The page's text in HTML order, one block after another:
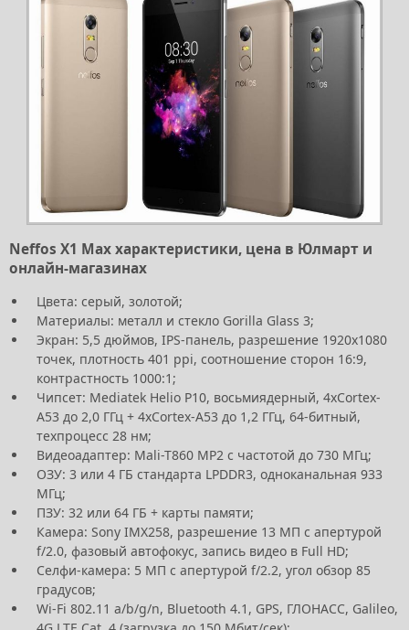
Neffos X1 Max характеристики, цена в Юлмарт и
онлайн-магазинах
Цвета: серый, золотой;
Материалы: металл и стекло Gorilla Glass 3;
Экран: 5,5 дюймов, IPS-панель, разрешение 1920х1080
точек, плотность 401 ppi, соотношение сторон 16:9,
контрастность 1000:1;
Чипсет: Mediatek Helio P10, восьмиядерный, 4хCortex-
A53 до 2,0 ГГц + 4хCortex-A53 до 1,2 ГГц, 64-битный,
техпроцесс 28 нм;
Видеоадаптер: Mali-T860 MP2 с частотой до 730 МГц;
ОЗУ: 3 или 4 ГБ стандарта LPDDR3, одноканальная 933
МГц;
ПЗУ: 32 или 64 ГБ + карты памяти;
Камера: Sony IMX258, разрешение 13 МП с апертурой
f/2.0, фазовый автофокус, запись видео в Full HD;
Селфи-камера: 5 МП с апертурой f/2.2, угол обзор 85
градусов;
Wi-Fi 802.11 a/b/g/n, Bluetooth 4.1, GPS, ГЛОНАСС, Galileo,